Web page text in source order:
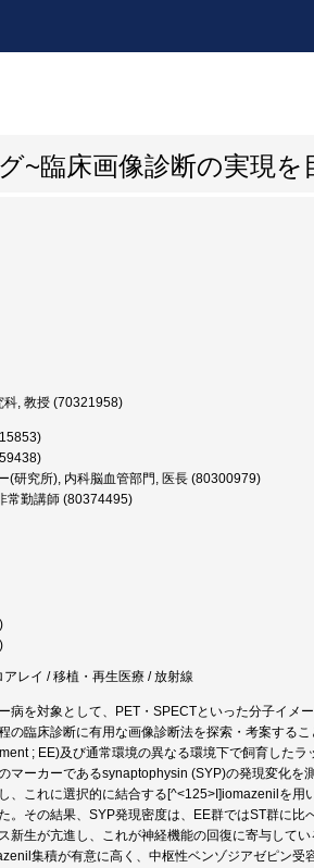
~臨床画像診断の実現を
科, 教授 (70321958)
(研究所), 内科脳血管部門, 医長 (80300979)
常勤講師 (80374495)
レイ / 移植・再生医療 / 放射線
病を対象として、PET・SPECTといった分子イメ
の臨床診断に有用な画像診断法を探索・考案するこ
; EE)及び通常環境の異なる環境下で飼育したラ
マーカーであるsynaptophysin (SYP)の発現変化
、これに選択的に結合する[^<125>I]iomazenilを
。その結果、SYP発現密度は、EE群ではST群に
新生が亢進し、これが神経機能の回復に寄与して
集積が有意に高く、中枢性ベンゾジアゼピン受